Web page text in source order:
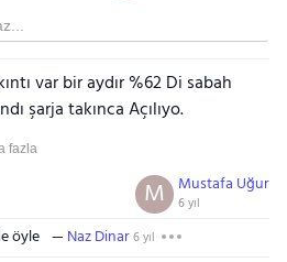
var bir aydır %62 Di sabah
şarja takınca Açılıyo.
fazla
Mustafa Uğur
6 yıl
M
öyle Naz Dinar6 yıl